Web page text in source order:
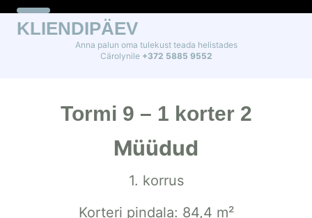
KLIENDIPÄEV
Anna palun oma tulekust teada helistades
Cärolynile +372 5885 9552
Tormi 9 – 1 korter 2
Müüdud
1. korrus
Korteri pindala: 84,4 m²